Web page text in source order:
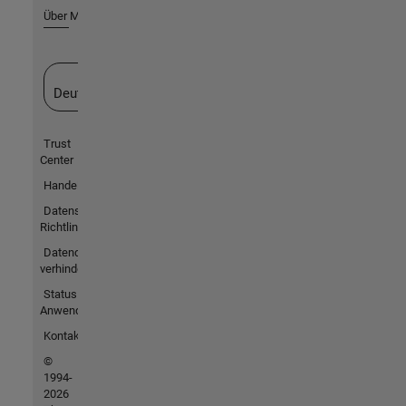
Über MathWorks
Deutschland
Trust
Center
Handelsmarken
Datenschutz-
Richtlinien
Datendiebstahl
verhindern
Status von
Anwendungen
Kontakt
©
1994-
2026